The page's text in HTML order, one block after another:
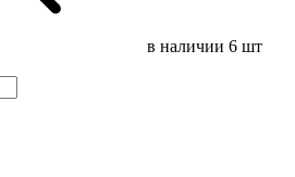
в наличии 6 шт